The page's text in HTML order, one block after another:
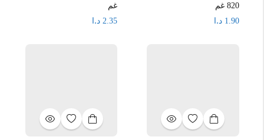
820 غم
1.90 د.ا
غم
2.35 د.ا